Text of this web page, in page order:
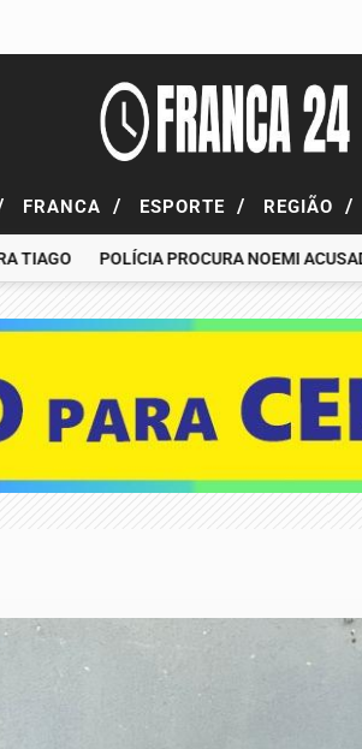
FRANCA / ESPORTE / REGIÃO /
POLÍCIA PROCURA NOEMI ACUSADA